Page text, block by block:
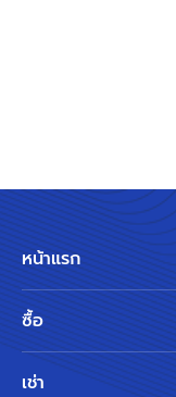
หน้าแรก
ซื้อ
เช่า